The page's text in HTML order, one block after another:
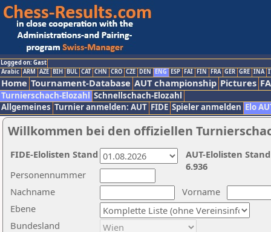
Logged on: Gast
Arabic ARM AZE BIH BUL CAT CHN CRO CZE DEN ENG ESP FAI FIN FRA GER GRE INA
Home Tournament-Database AUT championship Pictures
Turnierschach-Elozahl Schnellschach-Elozahl
Allgemeines Turnier anmelden: AUT FIDE Spieler anmelden Elo
Willkommen bei den offiziellen
Nachname
Vorname
Ebene
Personennummer
Bundesland
AUT-Elolisten
6.936
FIDE-Elolisten Stand